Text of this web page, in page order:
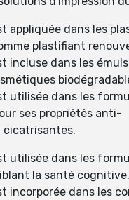
appliquée dans les
plastifiant
incluse dans les
utilisée dans les
ses propriétés anti-
cicatrisantes.
utilisée dans les
la santé cognitive.
incorporée dans les